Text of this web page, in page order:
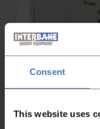
Consent
This website uses